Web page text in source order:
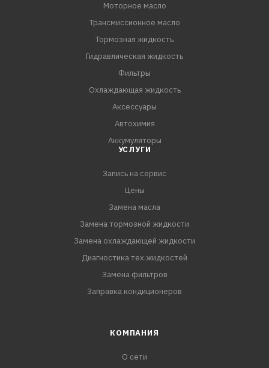
Моторное масло
Трансмиссионное масло
Тормозная жидкость
Гидравлическая жидкость
Фильтры
Охлаждающая жидкость
Аксессуары
Автохимия
Аккумуляторы
УСЛУГИ
Запись на сервис
Цены
Замена масла
Замена тормозной жидкости
Замена охлаждающей жидкости
Диагностика тех.жидкостей
Замена фильтров
Заправка кондиционеров
КОМПАНИЯ
О сети